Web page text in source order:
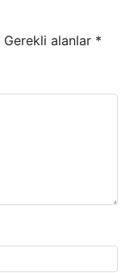
Gerekli alanlar *